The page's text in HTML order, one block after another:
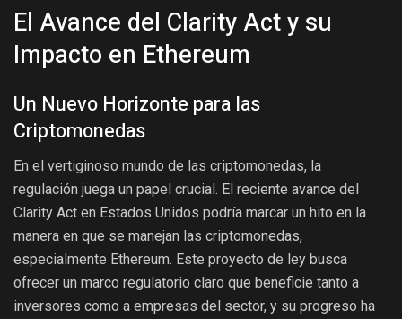
El Avance del Clarity Act y su
Impacto en Ethereum
Un Nuevo Horizonte para las
Criptomonedas
En el vertiginoso mundo de las criptomonedas, la
regulación juega un papel crucial. El reciente avance del
Clarity Act en Estados Unidos podría marcar un hito en la
manera en que se manejan las criptomonedas,
especialmente Ethereum. Este proyecto de ley busca
ofrecer un marco regulatorio claro que beneficie tanto a
inversores como a empresas del sector, y su progreso ha